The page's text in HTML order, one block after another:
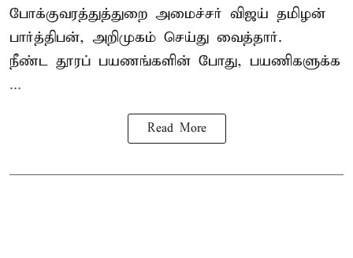
போக்குவரத்துத்துறை அமைச்சர் விஜய் தமிழன்
பார்த்திபன், அறிமுகம் செய்து வைத்தார்.
நீண்ட தூரப் பயணங்களின் போது, பயணிகளுக்க
...
Read More